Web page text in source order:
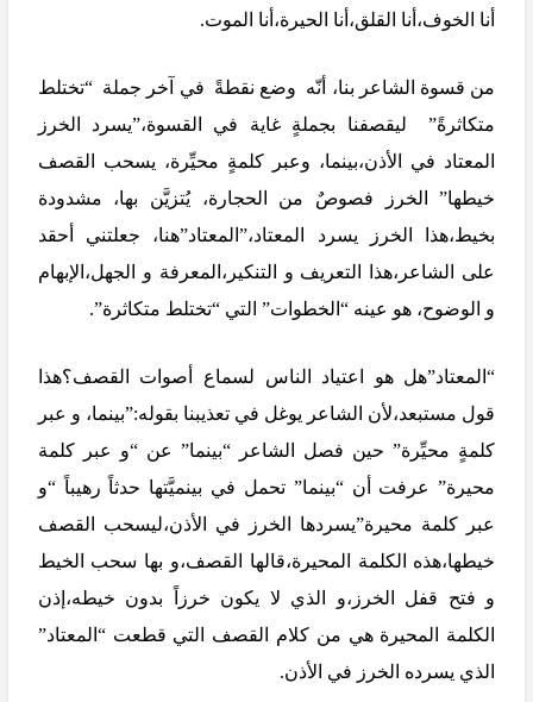
أنا الخوف،أنا القلق،أنا الحيرة،أنا الموت.
من قسوة الشاعر بنا، أنّه وضع نقطةً في آخر جملة “تختلط
متكاثرةً” ليقصفنا بجملةٍ غاية في القسوة،”يسرد الخرز
المعتاد في الأذن،بينما، وعبر كلمةٍ محيِّرة، يسحب القصف
خيطها” الخرز فصوصٌ من الحجارة، يُتزيَّن بها، مشدودة
بخيط،هذا الخرز يسرد المعتاد،”المعتاد”هنا، جعلتني أحقد
على الشاعر،هذا التعريف و التنكير،المعرفة و الجهل،الإبهام
و الوضوح، هو عينه “الخطوات” التي “تختلط متكاثرة”.
“المعتاد”هل هو اعتياد الناس لسماع أصوات القصف؟هذا
قول مستبعد،لأن الشاعر يوغل في تعذيبنا بقوله:”بينما، و عبر
كلمةٍ محيِّرة” حين فصل الشاعر “بينما” عن “و عبر كلمة
محيرة” عرفت أن “بينما” تحمل في بينميَّتها حدثاً رهيباً “و
عبر كلمة محيرة”يسردها الخرز في الأذن،ليسحب القصف
خيطها،هذه الكلمة المحيرة،قالها القصف،و بها سحب الخيط
و فتح قفل الخرز،و الذي لا يكون خرزاً بدون خيطه،إذن
الكلمة المحيرة هي من كلام القصف التي قطعت “المعتاد”
الذي يسرده الخرز في الأذن.